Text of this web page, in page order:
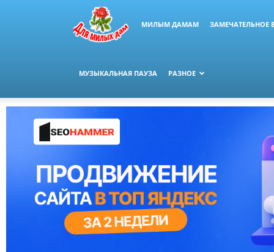
МИЛЫМ ДАМАМ ЗАМЕЧАТЕЛЬНОЕ
МУЗЫКАЛЬНАЯ ПАУЗА РАЗНОЕ